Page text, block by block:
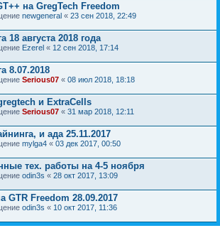
на GregTech Freedom
newgeneral « 23 сен 2018, 22:49
18 августа 2018 года
Ezerel « 12 сен 2018, 17:14
8.07.2018
Serious07 « 08 июл 2018, 18:18
и ExtraCells
Serious07 « 31 мар 2018, 12:11
и ада 25.11.2017
mylga4 « 03 дек 2017, 00:50
тех. работы на 4-5 ноября
odin3s « 28 окт 2017, 13:09
GTR Freedom 28.09.2017
odin3s « 10 окт 2017, 11:36